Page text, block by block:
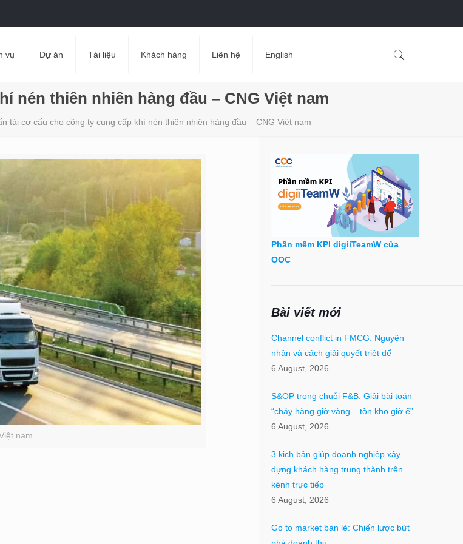
vụ Dự án Tài liệu Khách hàng Liên hệ English
nén thiên nhiên hàng đầu – CNG Việt nam
tái cơ cấu cho công ty cung cấp khí nén thiên nhiên hàng đầu – CNG Việt nam
nam
Phần mềm KPI digiiTeamW của
OOC
Bài viết mới
Channel conflict in FMCG: Nguyên
nhân và cách giải quyết triệt để
6 August, 2026
S&OP trong chuỗi F&B: Giải bài toán
“cháy hàng giờ vàng – tồn kho giờ ế”
6 August, 2026
3 kịch bản giúp doanh nghiệp xây
dựng khách hàng trung thành trên
kênh trực tiếp
6 August, 2026
Go to market bán lẻ: Chiến lược bứt